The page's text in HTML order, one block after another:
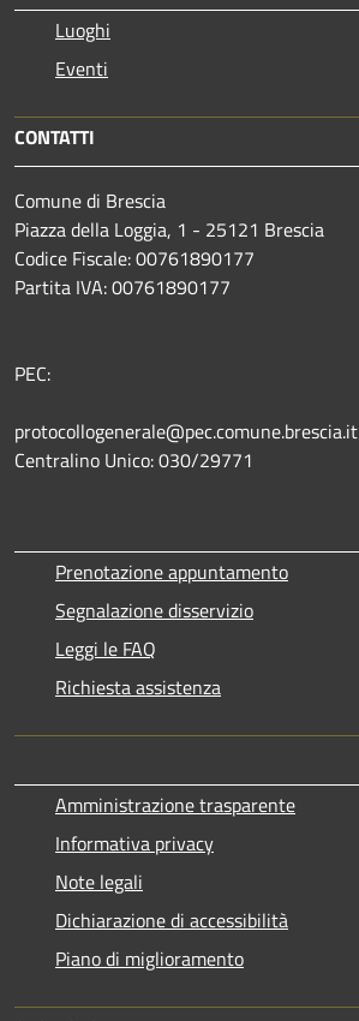
Luoghi
Eventi
CONTATTI
Comune di Brescia
Piazza della Loggia, 1 - 25121 Brescia
Codice Fiscale: 00761890177
Partita IVA: 00761890177
PEC:
protocollogenerale@pec.comune.brescia.it
Centralino Unico: 030/29771
Prenotazione appuntamento
Segnalazione disservizio
Leggi le FAQ
Richiesta assistenza
Amministrazione trasparente
Informativa privacy
Note legali
Dichiarazione di accessibilità
Piano di miglioramento